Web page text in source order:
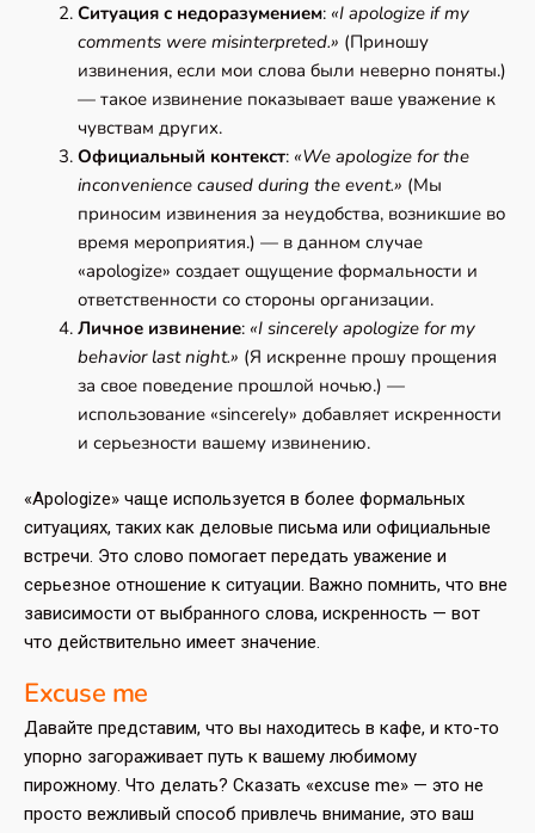
Ситуация с недоразумением: «I apologize if my
comments were misinterpreted.» (Приношу
извинения, если мои слова были неверно поняты.)
— такое извинение показывает ваше уважение к
чувствам других.
Официальный контекст: «We apologize for the
inconvenience caused during the event.» (Мы
приносим извинения за неудобства, возникшие во
время мероприятия.) — в данном случае
«apologize» создает ощущение формальности и
ответственности со стороны организации.
Личное извинение: «I sincerely apologize for my
behavior last night.» (Я искренне прошу прощения
за свое поведение прошлой ночью.) —
использование «sincerely» добавляет искренности
и серьезности вашему извинению.
«Apologize» чаще используется в более формальных
ситуациях, таких как деловые письма или официальные
встречи. Это слово помогает передать уважение и
серьезное отношение к ситуации. Важно помнить, что вне
зависимости от выбранного слова, искренность — вот
что действительно имеет значение.
Excuse me
Давайте представим, что вы находитесь в кафе, и кто-то
упорно загораживает путь к вашему любимому
пирожному. Что делать? Сказать «excuse me» — это не
просто вежливый способ привлечь внимание, это ваш